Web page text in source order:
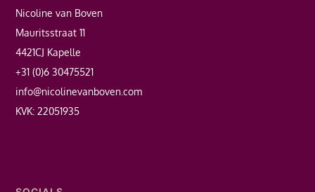
Nicoline van Boven
Mauritsstraat 11
4421CJ Kapelle
+31 (0)6 30475521
info@nicolinevanboven.com
KVK: 22051935